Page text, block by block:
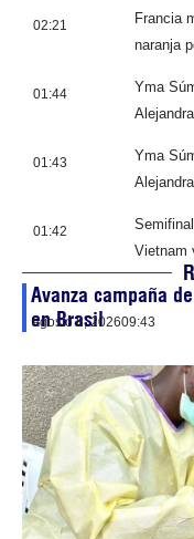
02:21
Francia
naranja
01:44
Yma
01:43
Yma
01:42
Vietnam
Avanza campaña
en Brasil
agosto 8, 202609:43